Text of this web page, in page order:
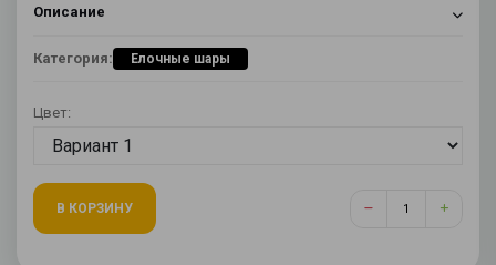
Описание
Категория: Елочные шары
Цвет:
В КОРЗИНУ